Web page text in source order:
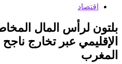
اقتصاد
بلتون لرأس المال
الإقليمي عبر تخارج
المغرب